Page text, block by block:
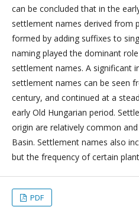
can be concluded that in the
settlement names derived from
formed by adding suffixes to
naming played the dominant
settlement names. A significant
settlement names can be seen
century, and continued at a
early Old Hungarian period.
origin are relatively common
Basin. Settlement names also
but the frequency of certain
PDF